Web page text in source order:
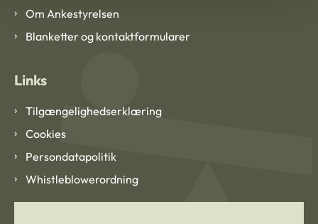
Om Ankestyrelsen
Blanketter og kontaktformularer
Links
Tilgængelighedserklæring
Cookies
Persondatapolitik
Whistleblowerordning